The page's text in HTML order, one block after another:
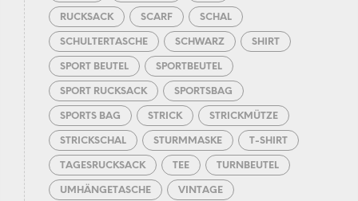
RUCKSACK SCARF SCHAL
SCHULTERTASCHE SCHWARZ SHIRT
SPORT BEUTEL SPORTBEUTEL
SPORT RUCKSACK SPORTSBAG
SPORTS BAG STRICK STRICKMÜTZE
STRICKSCHAL STURMMASKE T-SHIRT
TAGESRUCKSACK TEE TURNBEUTEL
UMHÄNGETASCHE VINTAGE